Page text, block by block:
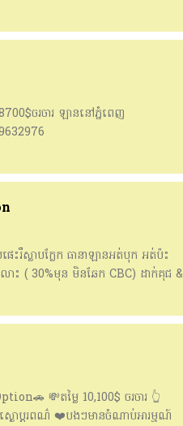
ប៉ះអត់បុកនឹងទឹកថ្នាំនៅសុីនច្រេីន
**ទិញដាច់បង់រំលស់
🌏🌏: ទីតាំងជ្រោយចង្វារ
ចរចារ ឡាននៅភ្នំពេញ
ស្លាបក្លែក ធានាឡានអត់បុក អត់ប៉ះ
លោះ ( 30%មុន មិនឆែក CBC) ដាក់គុជ &
ង ស្លាកលេខជូន ធានាម៉ាស៊ីន &
មួយខែពេញ 💯 ទីតាំងក្រុងបាត់ដំបង
💸តម្លៃ 10,100$ ចរចារ 👆
ងោប្ដូរពណ៌ ❤️បងៗមានចំណាប់អារម្មណ៍